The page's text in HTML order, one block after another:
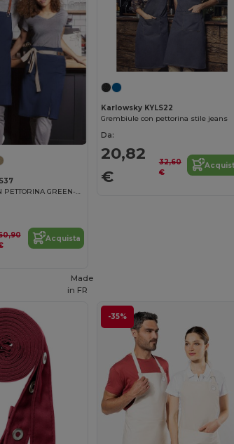
GREMBIULE CON PETTORINA GREEN-GENERATION
Acquista
Karlowsky KYLS22
Grembiule con pettorina stile jeans
Da:
20,82
€
32,60
€
-35%
Made
in FR